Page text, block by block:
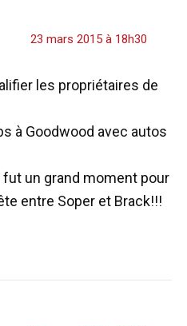
23 mars 2015 à 18h30
les propriétaires de
à Goodwood avec autos
fut un grand moment pour
entre Soper et Brack!!!